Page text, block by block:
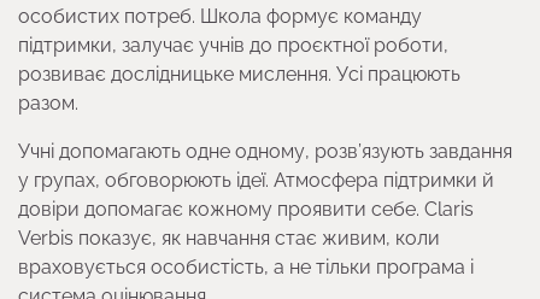
особистих потреб. Школа формує команду
підтримки, залучає учнів до проєктної роботи,
розвиває дослідницьке мислення. Усі працюють
разом.
Учні допомагають одне одному, розв’язують завдання
у групах, обговорюють ідеї. Атмосфера підтримки й
довіри допомагає кожному проявити себе. Claris
Verbis показує, як навчання стає живим, коли
враховується особистість, а не тільки програма і